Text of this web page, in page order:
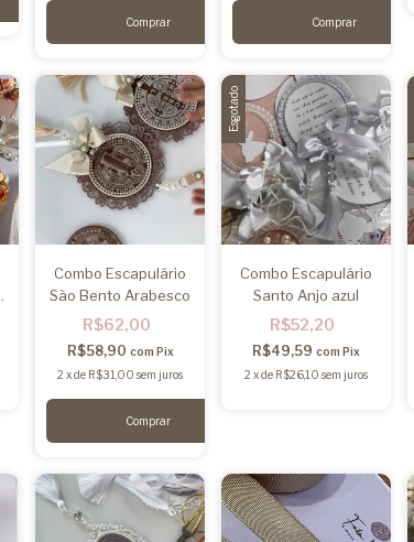
Combo Escapulário
São Bento Arabesco
R$62,00
R$58,90 com Pix
2 xde R$31,00 sem juros
Esgotado
Combo Escapulário
Santo Anjo azul
R$52,20
R$49,59 com Pix
2 xde R$26,10 sem juros